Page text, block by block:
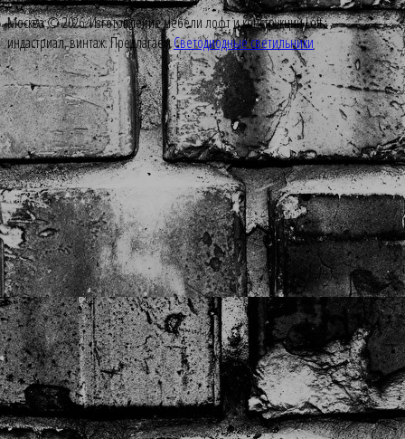
Москва © 2026. Изготовление мебели лофт и конструкций Loft,
индастриал, винтаж. ПредлагаемСветодиодные светильники